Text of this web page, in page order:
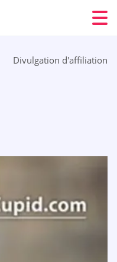
Divulgation d'affiliation